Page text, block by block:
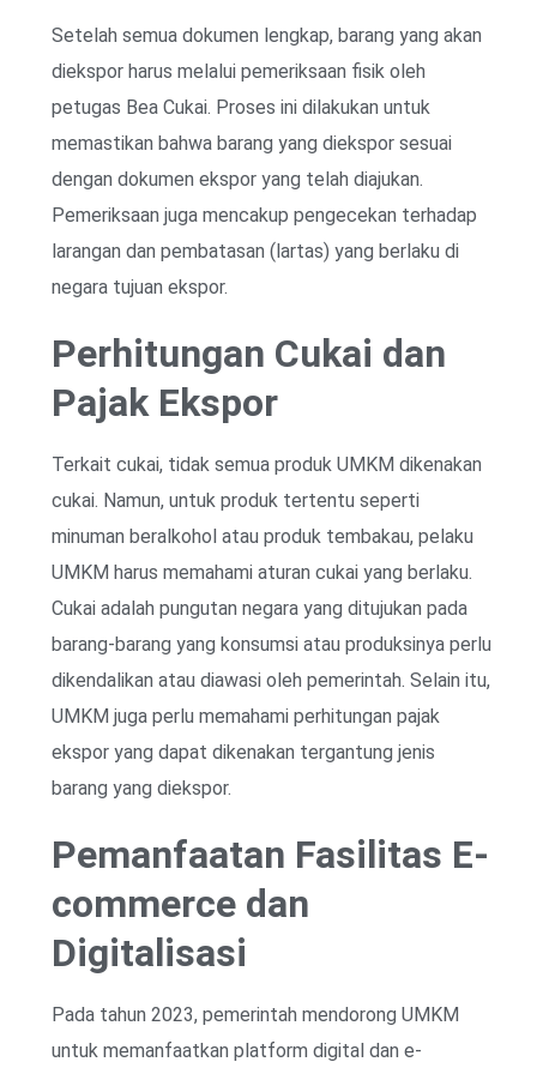
Setelah semua dokumen lengkap, barang yang akan
diekspor harus melalui pemeriksaan fisik oleh
petugas Bea Cukai. Proses ini dilakukan untuk
memastikan bahwa barang yang diekspor sesuai
dengan dokumen ekspor yang telah diajukan.
Pemeriksaan juga mencakup pengecekan terhadap
larangan dan pembatasan (lartas) yang berlaku di
negara tujuan ekspor.
Perhitungan Cukai dan
Pajak Ekspor
Terkait cukai, tidak semua produk UMKM dikenakan
cukai. Namun, untuk produk tertentu seperti
minuman beralkohol atau produk tembakau, pelaku
UMKM harus memahami aturan cukai yang berlaku.
Cukai adalah pungutan negara yang ditujukan pada
barang-barang yang konsumsi atau produksinya perlu
dikendalikan atau diawasi oleh pemerintah. Selain itu,
UMKM juga perlu memahami perhitungan pajak
ekspor yang dapat dikenakan tergantung jenis
barang yang diekspor.
Pemanfaatan Fasilitas E-
commerce dan
Digitalisasi
Pada tahun 2023, pemerintah mendorong UMKM
untuk memanfaatkan platform digital dan e-